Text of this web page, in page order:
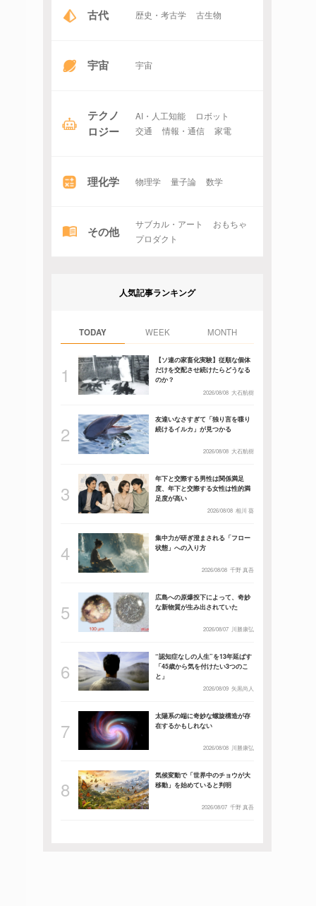
古代 歴史・考古学 古生物
宇宙 宇宙
テクノ
ロジー
AI・人工知能
ロボット
交通
情報・通信 家電
理化学 物理学 量子論 数学
その他 サブカル・アート
おもちゃ
プロダクト
人気記事ランキング
TODAY WEEK MONTH
【ソ連の家畜化実験】従順な個体
だけを交配させ続けたらどうなる
のか？
2026/08/08 大石航樹
友達いなさすぎて「独り言を喋り
続けるイルカ」が見つかる
2026/08/08 大石航樹
年下と交際する男性は関係満足
度、年下と交際する女性は性的満
足度が高い
2026/08/08 相川 葵
集中力が研ぎ澄まされる「フロー
状態」への入り方
2026/08/08 千野 真吾
広島への原爆投下によって、奇妙
な新物質が生み出されていた
2026/08/07 川勝康弘
“認知症なしの人生”を13年延ばす
「45歳から気を付けたい3つのこ
と」
2026/08/09 矢黒尚人
太陽系の端に奇妙な螺旋構造が存
在するかもしれない
2026/08/08 川勝康弘
気候変動で「世界中のチョウが大
移動」を始めていると判明
2026/08/07 千野 真吾